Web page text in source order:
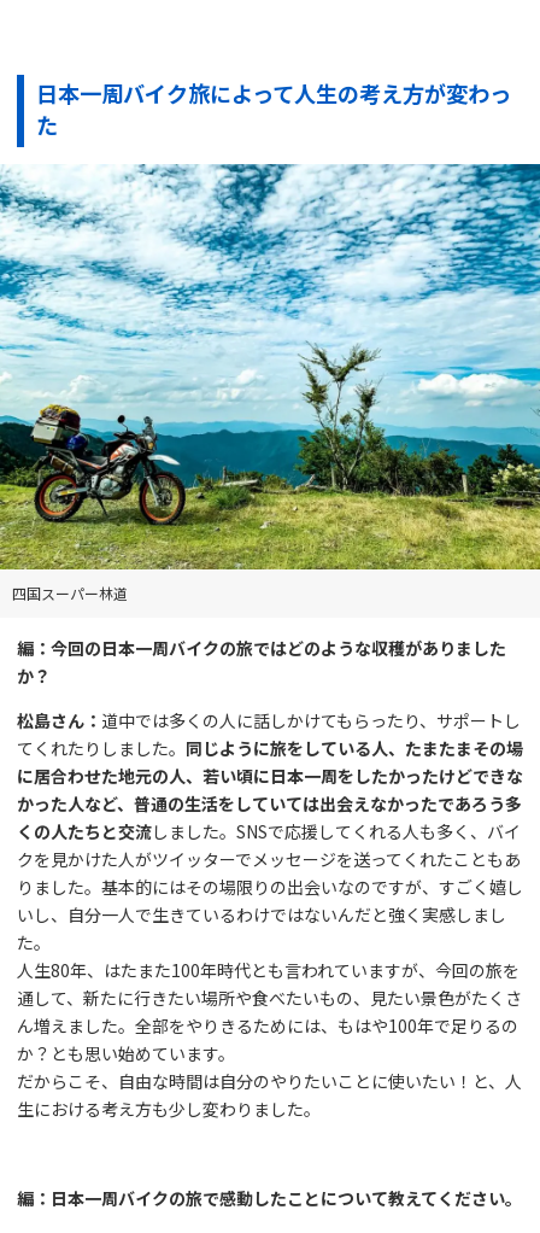
日本一周バイク旅によって人生の考え方が変わっ
た
四国スーパー林道
編：今回の日本一周バイクの旅ではどのような収穫がありました
か？
松島さん： 道中では多くの人に話しかけてもらったり、サポートし
てくれたりしました。 同じように旅をしている人、たまたまその場
に居合わせた地元の人、若い頃に日本一周をしたかったけどできな
かった人など、普通の生活をしていては出会えなかったであろう多
くの人たちと交流しました。SNSで応援してくれる人も多く、バイ
クを見かけた人がツイッターでメッセージを送ってくれたこともあ
りました。基本的にはその場限りの出会いなのですが、すごく嬉し
いし、自分一人で生きているわけではないんだと強く実感しまし
た。
人生80年、はたまた100年時代とも言われていますが、今回の旅を
通して、新たに行きたい場所や食べたいもの、見たい景色がたくさ
ん増えました。全部をやりきるためには、もはや100年で足りるの
か？とも思い始めています。
だからこそ、自由な時間は自分のやりたいことに使いたい！と、人
生における考え方も少し変わりました。
編：日本一周バイクの旅で感動したことについて教えてください。